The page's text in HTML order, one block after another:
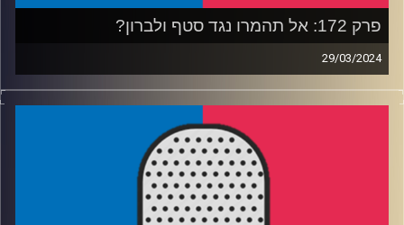
קרדיט תמונות:עידן לוצקי
פרק 172: אל תהמרו נגד סטף ולברון?
29/03/2024
פודקאסט האן.בי.איי עם ערן סורוקה, שרון דוידוביץ׳, משה
דוידוביץ׳ ועידן לוצקי
רבע 2: ההימורים עולים לכותרות – איך מונעים מזה לצאת